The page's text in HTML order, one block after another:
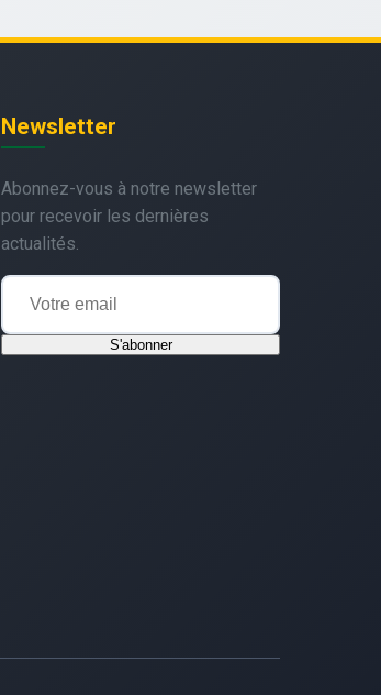
Newsletter
Abonnez-vous à notre newsletter
pour recevoir les dernières
actualités.
S'abonner